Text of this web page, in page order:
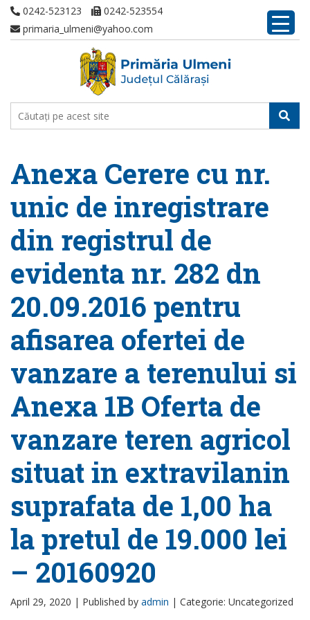
0242-523123
0242-523554
primaria_ulmeni@yahoo.com
Anexa Cerere cu nr.
unic de inregistrare
din registrul de
evidenta nr. 282 dn
20.09.2016 pentru
afisarea ofertei de
vanzare a terenului si
Anexa 1B Oferta de
vanzare teren agricol
situat in extravilanin
suprafata de 1,00 ha
la pretul de 19.000 lei
– 20160920
April 29, 2020 | Published by admin | Categorie: Uncategorized